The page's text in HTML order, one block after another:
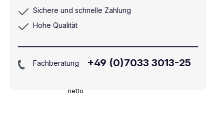
netto
Sichere und schnelle Zahlung
Hohe Qualität
Fachberatung +49 (0)7033 3013-25